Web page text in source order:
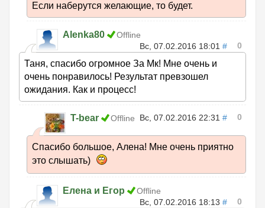
Если наберутся желающие, то будет.
Alenka80
Offline
Вс, 07.02.2016 18:01 # 0
Таня, спасибо огромное За Мк! Мне очень и
очень понравилось! Результат превзошел
ожидания. Как и процесс!
T-bear Offline Вс, 07.02.2016 22:31 # 0
Спасибо большое, Алена! Мне очень приятно
это слышать)
Елена и Егор
Offline
Вс, 07.02.2016 18:13 # 0